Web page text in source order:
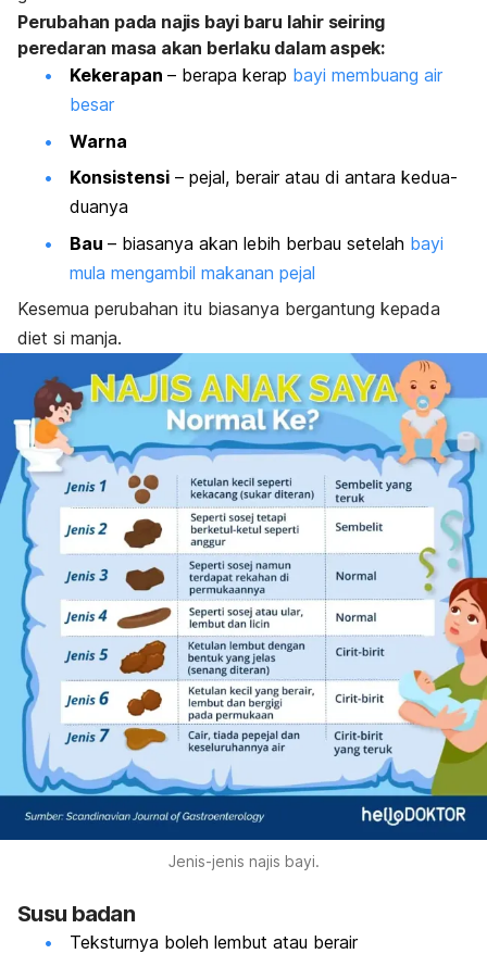
Perubahan pada najis bayi baru lahir seiring
peredaran masa akan berlaku dalam aspek:
Kekerapan – berapa kerap bayi membuang air
besar
Warna
Konsistensi – pejal, berair atau di antara kedua-
duanya
Bau – biasanya akan lebih berbau setelah bayi
mula mengambil makanan pejal
Kesemua perubahan itu biasanya bergantung kepada
diet si manja.
Jenis-jenis najis bayi.
Susu badan
Teksturnya boleh lembut atau berair